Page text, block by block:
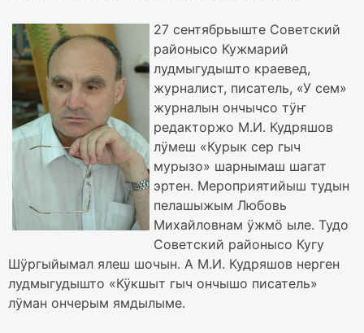
27 сентябрьыште Советский
районысо Кужмарий
лудмыгудышто краевед,
журналист, писатель, «У сем»
журналын ончычсо тӱҥ
редакторжо М.И. Кудряшов
лӱмеш «Курык сер гыч
мурызо» шарнымаш шагат
эртен. Мероприятийыш тудын
пелашыжым Любовь
Михайловнам ӱжмӧ ыле. Тудо
Советский районысо Кугу
Шӱргыйымал ялеш шочын. А М.И. Кудряшов нерген
лудмыгудышто «Кӱкшыт гыч ончышо писатель»
лӱман ончерым ямдылыме.